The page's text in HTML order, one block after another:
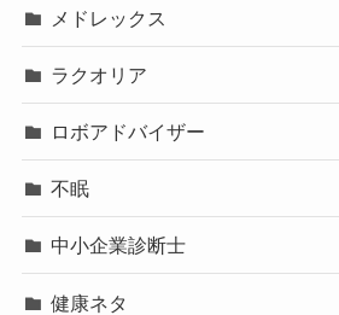
メドレックス
ラクオリア
ロボアドバイザー
不眠
中小企業診断士
健康ネタ